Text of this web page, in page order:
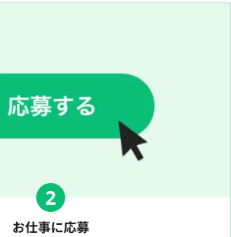
2
お仕事に応募